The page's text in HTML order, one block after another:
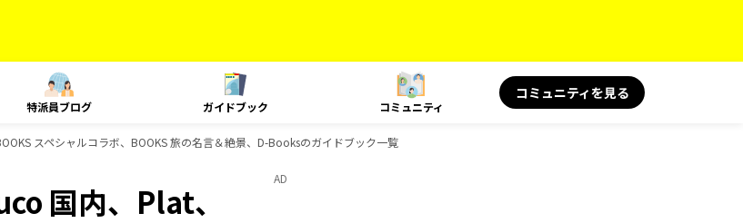
特派員ブログ ガイドブック コミュニティ
コミュニティを見る
スペシャルコラボ、BOOKS 旅の名言＆絶景、D-Booksのガイドブック一覧
国内、Plat、
AD